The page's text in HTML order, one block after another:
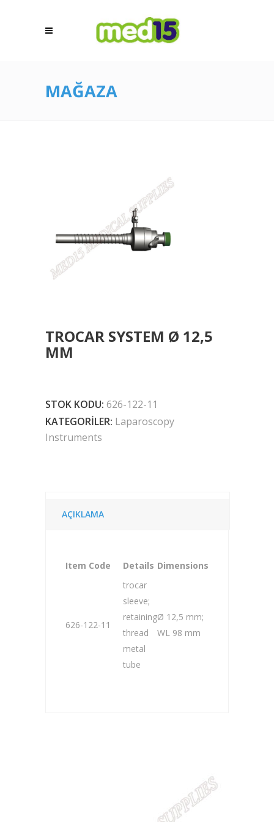
MAĞAZA
TROCAR SYSTEM Ø 12,5
MM
STOK KODU: 626-122-11
KATEGORILER: Laparoscopy
Instruments
AÇIKLAMA
Item Code Details Dimensions
626-122-11
trocar
sleeve;
retaining
thread
metal
tube
Ø 12,5 mm;
WL 98 mm